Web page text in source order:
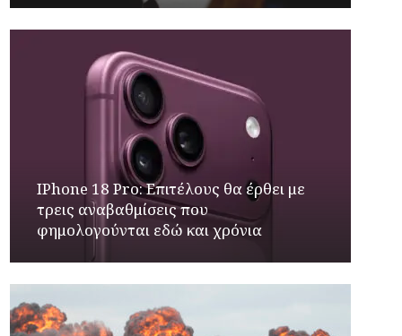
IPhone 18 Pro: Επιτέλους θα έρθει με
τρεις αναβαθμίσεις που
φημολογούνται εδώ και χρόνια